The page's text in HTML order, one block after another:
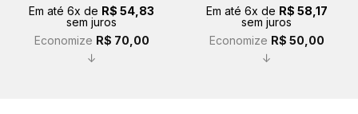
era:
R$ 399,00.
é:
R$ 329,00.
Em até 6x de R$ 54,83
sem juros
Economize R$ 70,00
↓
era:
R$ 399,00.
é:
Em até 6x de R$ 58,17
sem juros
Economize R$ 50,00
↓